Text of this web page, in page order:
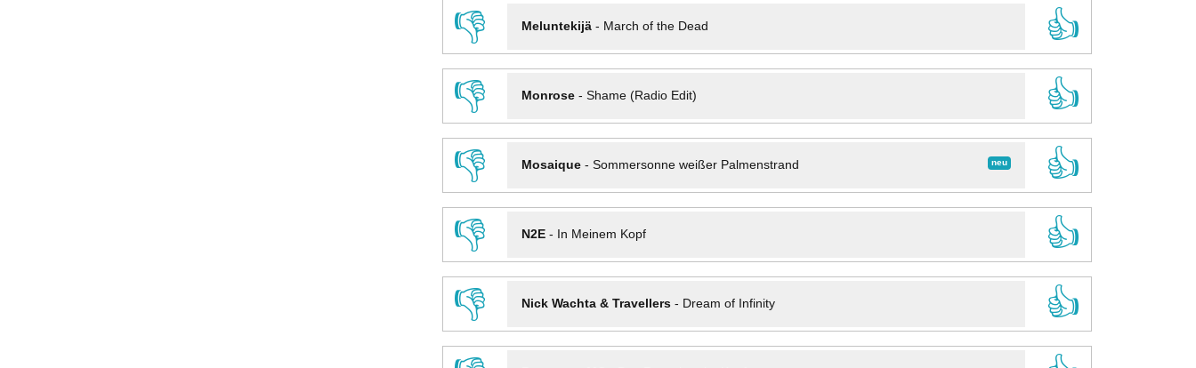
👎
Meluntekijä- March of the Dead
👍
👎
Monrose- Shame (Radio Edit)
👍
👎
neu
Mosaique- Sommersonne weißer Palmenstrand
👍
👎
N2E- In Meinem Kopf
👍
👎
Nick Wachta & Travellers- Dream of Infinity
👍